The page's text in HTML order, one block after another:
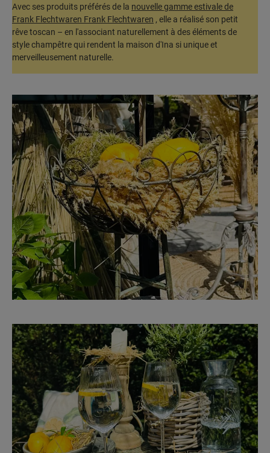
Avec ses produits préférés de la nouvelle gamme estivale de
Frank Flechtwaren Frank Flechtwaren , elle a réalisé son petit
rêve toscan – en l'associant naturellement à des éléments de
style champêtre qui rendent la maison d'Ina si unique et
merveilleusement naturelle.